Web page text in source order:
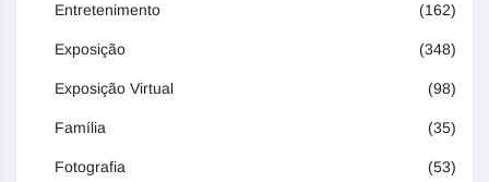
Entretenimento (162)
Exposição (348)
Exposição Virtual (98)
Família (35)
Fotografia (53)